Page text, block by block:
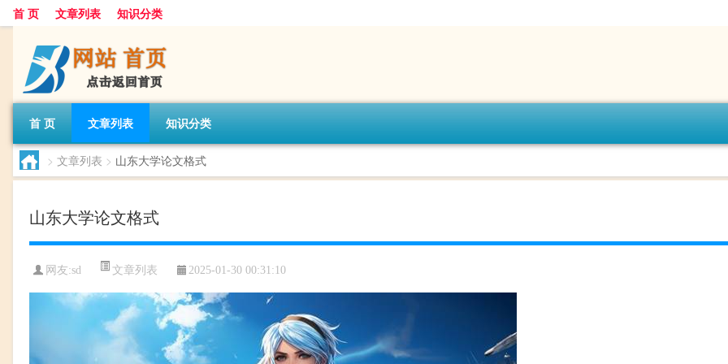
首 页 文章列表 知识分类
首 页 文章列表 知识分类
> 文章列表 > 山东大学论文格式
山东大学论文格式
网友:sd 文章列表 2025-01-30 00:31:10